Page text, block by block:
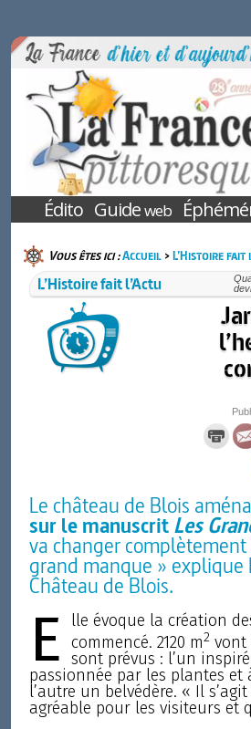
Édito Guideweb
Vous êtes ici :Accueil>L’Histoire fait
L’Histoire fait l’Actu
Le château de Blois
sur le manuscritLes
va changer
grand manque » explique
Château de Blois.
E
lle évoque la création
commencé. 2120 m2vont
sont prévus : l’un
passionnée par les plantes
l’autre un belvédère. « Il
agréable pour les visiteurs et